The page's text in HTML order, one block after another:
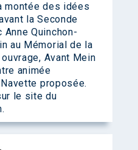
montée des idées
la Seconde
Anne Quinchon-
au Mémorial de la
Avant Mein
animée
proposée.
le site du